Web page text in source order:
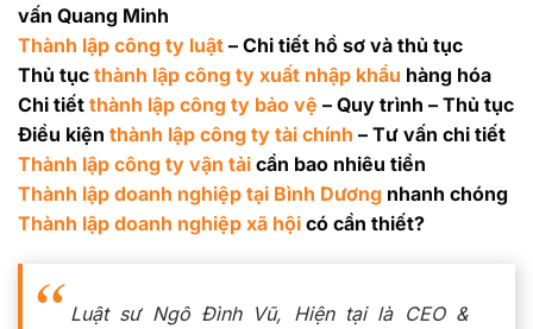
vấn Quang Minh
Thành lập công ty luật – Chi tiết hồ sơ và thủ tục
Thủ tục thành lập công ty xuất nhập khẩu hàng hóa
Chi tiết thành lập công ty bảo vệ – Quy trình – Thủ tục
Điều kiện thành lập công ty tài chính – Tư vấn chi tiết
Thành lập công ty vận tải cần bao nhiêu tiền
Thành lập doanh nghiệp tại Bình Dương nhanh chóng
Thành lập doanh nghiệp xã hội có cần thiết?
Luật sư Ngô Đình Vũ, Hiện tại là CEO &